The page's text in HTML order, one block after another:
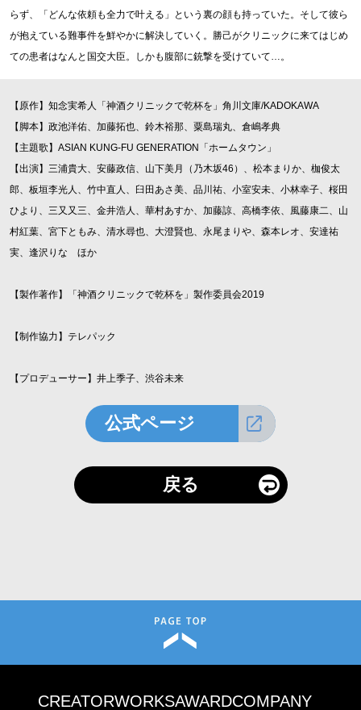
らず、「どんな依頼も全力で叶える」という裏の顔も持っていた。そして彼ら
が抱えている難事件を鮮やかに解決していく。勝己がクリニックに来てはじめ
ての患者はなんと国交大臣。しかも腹部に銃撃を受けていて…。
【原作】知念実希人「神酒クリニックで乾杯を」角川文庫/KADOKAWA
【脚本】政池洋佑、加藤拓也、鈴木裕那、粟島瑞丸、倉嶋孝典
【主題歌】ASIAN KUNG-FU GENERATION「ホームタウン」
【出演】三浦貴大、安藤政信、山下美月（乃木坂46）、松本まりか、枷俊太
郎、板垣李光人、竹中直人、臼田あさ美、品川祐、小室安未、小林幸子、桜田
ひより、三又又三、金井浩人、華村あすか、加藤諒、高橋李依、風藤康二、山
村紅葉、宮下ともみ、清水尋也、大澄賢也、永尾まりや、森本レオ、安達祐
実、逢沢りな ほか
【製作著作】「神酒クリニックで乾杯を」製作委員会2019
【制作協力】テレパック
【プロデューサー】井上季子、渋谷未来
公式ページ
戻る
CREATORWORKSAWARDCOMPANY